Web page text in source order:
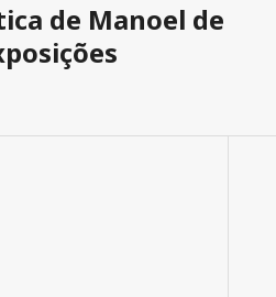
de Manoel de